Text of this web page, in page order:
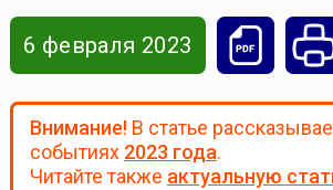
6 февраля 2023
Внимание!В статье
событиях 2023 года.
Читайте также актуальную